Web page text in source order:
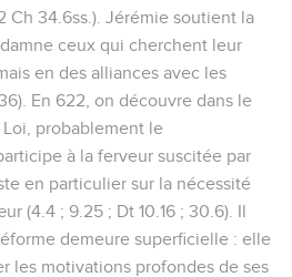
Ch 34.6ss.). Jérémie soutient la
ceux qui cherchent leur
en des alliances avec les
En 622, on découvre dans le
probablement le
à la ferveur suscitée par
en particulier sur la nécessité
(4.4 ; 9.25 ; Dt 10.16 ; 30.6). Il
demeure superficielle : elle
les motivations profondes de ses